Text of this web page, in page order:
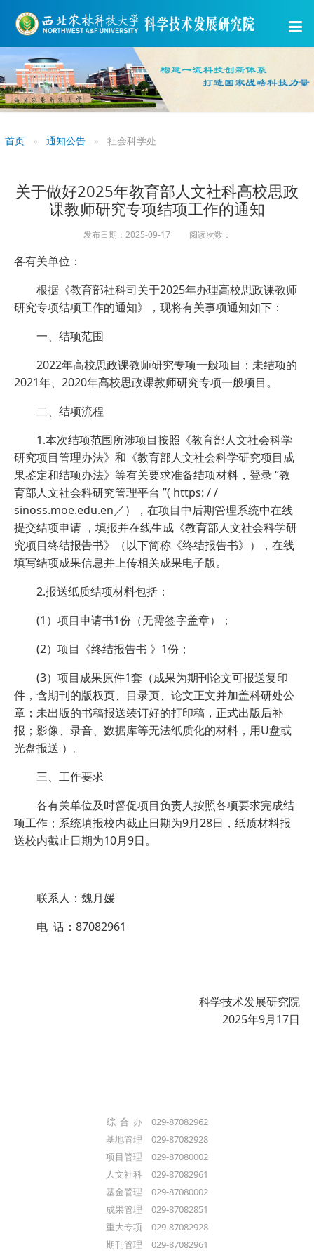
首页 通知公告 社会科学处
关于做好2025年教育部人文社科高校思政
课教师研究专项结项工作的通知
发布日期：2025-09-17 阅读次数：
各有关单位：
根据《教育部社科司关于2025年办理高校思政课教师
研究专项结项工作的通知》，现将有关事项通知如下：
一、结项范围
2022年高校思政课教师研究专项一般项目；未结项的
2021年、2020年高校思政课教师研究专项一般项目。
二、结项流程
1.本次结项范围所涉项目按照《教育部人文社会科学
研究项目管理办法》和《教育部人文社会科学研究项目成
果鉴定和结项办法》等有关要求准备结项材料，登录 “教
育部人文社会科研究管理平台 ”( https: / /
sinoss.moe.edu.en／），在项目中后期管理系统中在线
提交结项申请 ，填报并在线生成《教育部人文社会科学研
究项目终结报告书》（以下简称《终结报告书》），在线
填写结项成果信息并上传相关成果电子版。
2.报送纸质结项材料包括：
(1）项目申请书1份（无需签字盖章）；
(2）项目《终结报告书 》1份；
(3）项目成果原件1套（成果为期刊论文可报送复印
件，含期刊的版权页、目录页、论文正文并加盖科研处公
章；未出版的书稿报送装订好的打印稿，正式出版后补
报；影像、录音、数据库等无法纸质化的材料，用U盘或
光盘报送 ）。
三、工作要求
各有关单位及时督促项目负责人按照各项要求完成结
项工作；系统填报校内截止日期为9月28日，纸质材料报
送校内截止日期为10月9日。
联系人：魏月媛
电 话：87082961
科学技术发展研究院
2025年9月17日
综 合 办 029-87082962
基地管理 029-87082928
项目管理 029-87080002
人文社科 029-87082961
基金管理 029-87080002
成果管理 029-87082851
重大专项 029-87082928
期刊管理 029-87082961